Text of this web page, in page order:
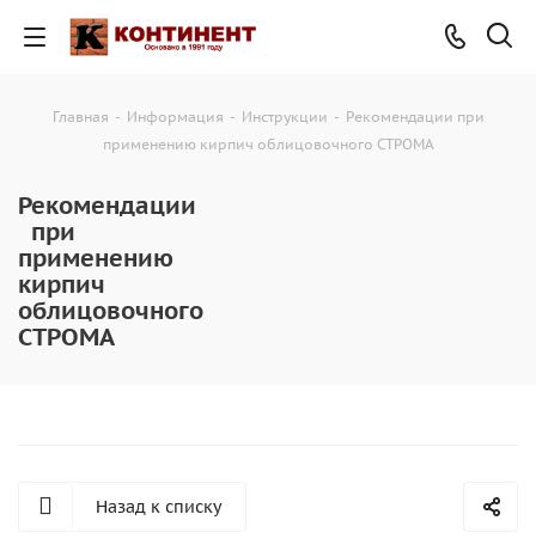
Главная - Информация - Инструкции - Рекомендации при
применению кирпич облицовочного СТРОМА
Рекомендации
при
применению
кирпич
облицовочного
СТРОМА
Назад к списку